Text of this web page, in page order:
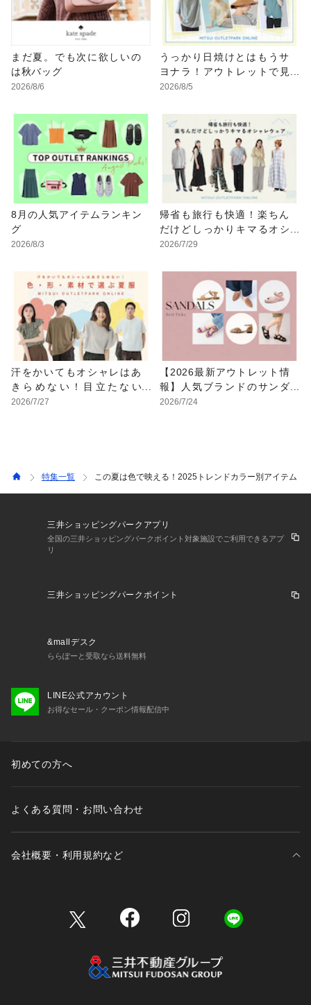
まだ夏。でも次に欲しいの
は秋バッグ
2026/8/6
うっかり日焼けとはもうサ
ヨナラ！アウトレットで見
つけるUV対策ウェア
2026/8/5
8月の人気アイテムランキン
グ
2026/8/3
帰省も旅行も快適！楽ちん
だけどしっかりキマるオシ
ャレウェア特集
2026/7/29
汗をかいてもオシャレはあ
きらめない！目立たない
色・形・素材の服をアウト
2026/7/27
【2026最新アウトレット情
報】人気ブランドのサンダ
ルが最大70%OFF！おすす
2026/7/24
特集一覧 この夏は色で映える！2025トレンドカラー別アイテム
三井ショッピングパークアプリ
全国の三井ショッピングパークポイント対象施設でご利用できるアプ
リ
三井ショッピングパークポイント
&mallデスク
ららぽーと受取なら送料無料
LINE公式アカウント
お得なセール・クーポン情報配信中
初めての方へ
よくある質問・お問い合わせ
会社概要・利用規約など